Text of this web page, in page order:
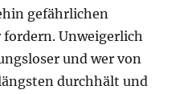
gefährlichen
Unweigerlich
und wer von
durchhält und